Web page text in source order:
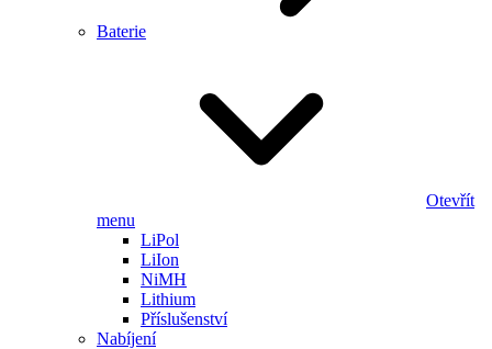
Baterie
Otevřít
menu
LiPol
LiIon
NiMH
Lithium
Příslušenství
Nabíjení